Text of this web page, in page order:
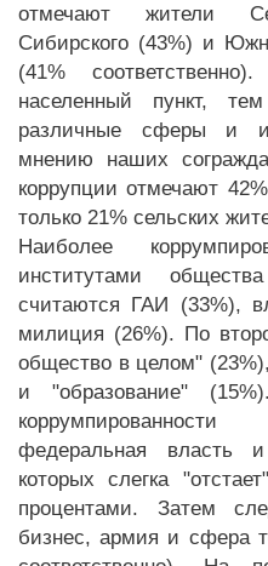
отмечают жители
Сибирского (43%) и
(41%
населенный пункт,
различные сферы и
мнению наших
коррупции отмечают
только 21% сельских
Наиболее
институтами
считаются ГАИ (33%),
милиция (26%). По
общество в целом"
и "образование"
федеральная власть
которых слегка
процентами. Затем
бизнес, армия и сфера